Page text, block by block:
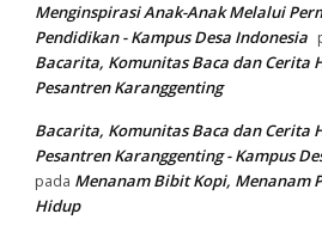
Menginspirasi Anak-Anak Melalui
Pendidikan - Kampus Desa Indonesia
Bacarita, Komunitas Baca dan Cerita
Pesantren Karanggenting
Bacarita, Komunitas Baca dan Cerita
Pesantren Karanggenting - Kampus
pada Menanam Bibit Kopi, Menanam
Hidup